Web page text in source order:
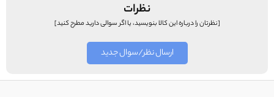
نظرات
[نظرتان را درباره این کالا بنویسید، یا اگر سوالی دارید مطرح کنید]
ارسال نظر/سوال جدید